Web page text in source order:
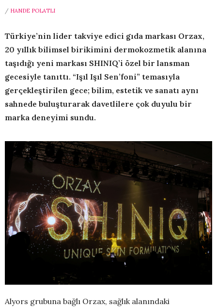
/ HANDE POLATLI
Türkiye’nin lider takviye edici gıda markası Orzax,
20 yıllık bilimsel birikimini dermokozmetik alanına
taşıdığı yeni markası SHINIQ’i özel bir lansman
gecesiyle tanıttı. “Işıl Işıl Sen’foni” temasıyla
gerçekleştirilen gece; bilim, estetik ve sanatı aynı
sahnede buluşturarak davetlilere çok duyulu bir
marka deneyimi sundu.
Alyors grubuna bağlı Orzax, sağlık alanındaki